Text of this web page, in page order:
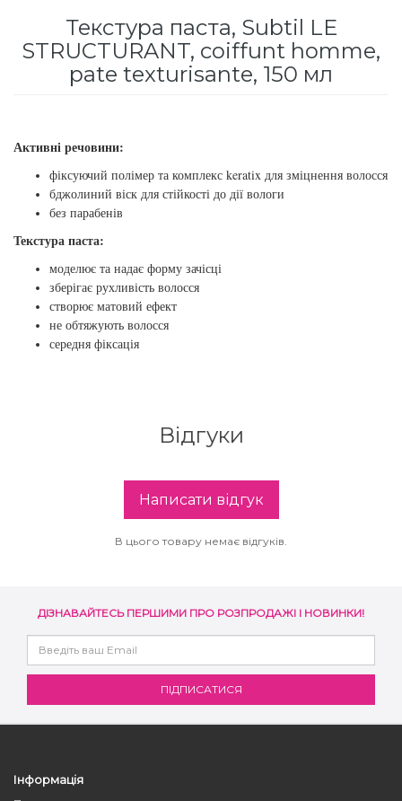
Текстура паста, Subtil LE
STRUCTURANT, coiffunt homme,
pate texturisante, 150 мл
Активні речовини:
фіксуючий полімер та комплекс keratix для зміцнення волосся
бджолиний віск для стійкості до дії вологи
без парабенів
Текстура паста:
моделює та надає форму зачісці
зберігає рухливість волосся
створює матовий ефект
не обтяжують волосся
середня фіксація
Відгуки
Написати відгук
В цього товару немає відгуків.
ДІЗНАВАЙТЕСЬ ПЕРШИМИ ПРО РОЗПРОДАЖІ І НОВИНКИ!
Інформація
Кошти від лупи
Сироватка, флюїд для волосся
Subtil Color Lab Instant Detox - Серія детокс
для шкіри голови
кучерявого волосся
Subtil Color Lab Regeneration Absolue – Серія
для відновлення волосся
об'єму тонкого волосся
Subtil Design - Серія стайлінг та ніжний
догляд
Subtil Man XY - Серія для чоловіків: для
догляду та укладання
Освітлювальні засоби та окислювачі
Laboratoire Ducastel Subtil Blond
Subtil Beautist – чисте рішення для краси
волосся
Revlon Professional
Schwarzkopf Professional
Subrina Professional
Subtil
Technique
Termix
You Look Professional